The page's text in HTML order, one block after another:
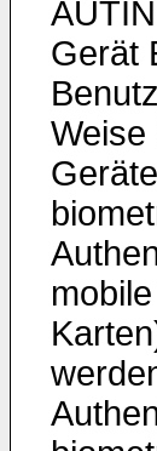
Gerät
Weise